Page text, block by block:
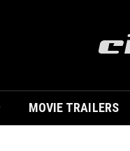
MOVIE TRAILERS